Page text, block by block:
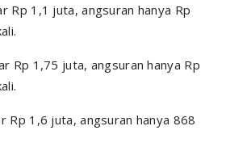
Rp 1,1 juta, angsuran hanya Rp
Rp 1,75 juta, angsuran hanya Rp
Rp 1,6 juta, angsuran hanya 868